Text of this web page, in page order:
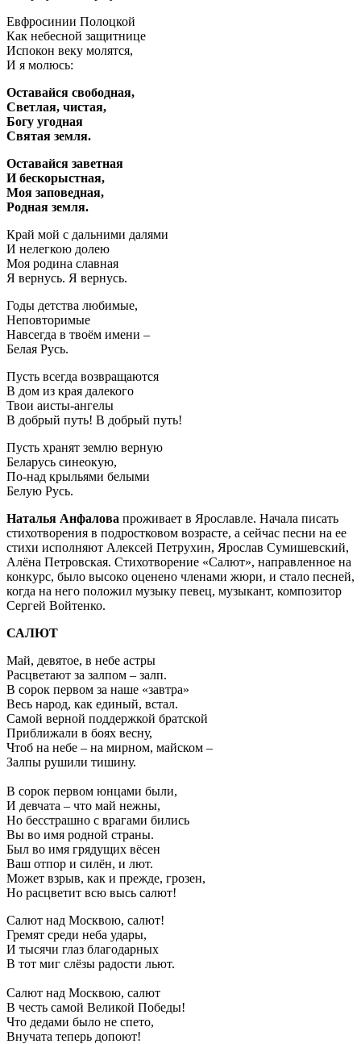
Евфросинии Полоцкой
Как небесной защитнице
Испокон веку молятся,
И я молюсь:
Оставайся свободная,
Светлая, чистая,
Богу угодная
Святая земля.
Оставайся заветная
И бескорыстная,
Моя заповедная,
Родная земля.
Край мой с дальними далями
И нелегкою долею
Моя родина славная
Я вернусь. Я вернусь.
Годы детства любимые,
Неповторимые
Навсегда в твоём имени –
Белая Русь.
Пусть всегда возвращаются
В дом из края далекого
Твои аисты-ангелы
В добрый путь! В добрый путь!
Пусть хранят землю верную
Беларусь синеокую,
По-над крыльями белыми
Белую Русь.
Наталья Анфалова проживает в Ярославле. Начала писать
стихотворения в подростковом возрасте, а сейчас песни на ее
стихи исполняют Алексей Петрухин, Ярослав Сумишевский,
Алёна Петровская. Стихотворение «Салют», направленное на
конкурс, было высоко оценено членами жюри, и стало песней,
когда на него положил музыку певец, музыкант, композитор
Сергей Войтенко.
САЛЮТ
Май, девятое, в небе астры
Расцветают за залпом – залп.
В сорок первом за наше «завтра»
Весь народ, как единый, встал.
Самой верной поддержкой братской
Приближали в боях весну,
Чтоб на небе – на мирном, майском –
Залпы рушили тишину.
В сорок первом юнцами были,
И девчата – что май нежны,
Но бесстрашно с врагами бились
Вы во имя родной страны.
Был во имя грядущих вёсен
Ваш отпор и силён, и лют.
Может взрыв, как и прежде, грозен,
Но расцветит всю высь салют!
Салют над Москвою, салют!
Гремят среди неба удары,
И тысячи глаз благодарных
В тот миг слёзы радости льют.
Салют над Москвою, салют
В честь самой Великой Победы!
Что дедами было не спето,
Внучата теперь допоют!